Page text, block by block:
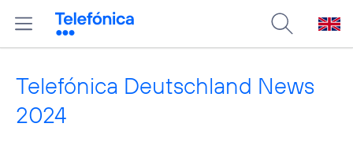
Telefónica Deutschland News
2024